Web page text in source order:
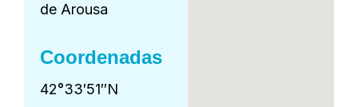
de Arousa
Coordenadas
42°33′51″N